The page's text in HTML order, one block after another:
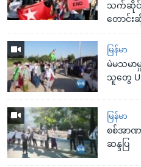
သက်ဆိုင်ရ
တောင်း
မြန်မာ
မဲမသမာ
သူတွေ
မြန်မာ
စစ်အာဏ
ဆန္ဒပြ